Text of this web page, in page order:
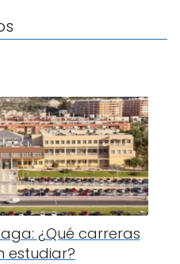
¿Qué carreras
estudiar?